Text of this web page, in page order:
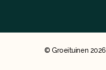
©Groeituinen